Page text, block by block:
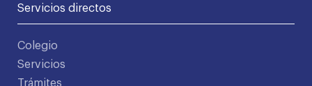
Servicios directos
Colegio
Servicios
Trámites